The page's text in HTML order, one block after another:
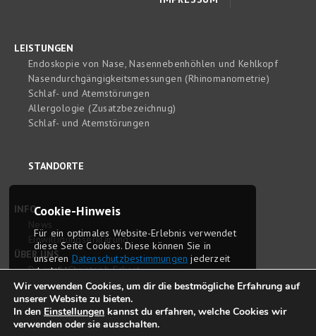
LEISTUNGEN
Endoskopie von Nase, Nasennebenhöhlen und Kehlkopf
Nasendurchgängigkeitsmessungen (Rhinomanometrie)
Schlaf- und Atemstörungen
Allergologie (Zusatzbezeichnug)
Schlaf- und Atemstörungen
STANDORTE
INFO
News
Einwilligungserklärung
ÜBER UNS
Dr. med. Christoph Eckert
Dr. med. Sophie Eckert
Delyana Tomova-Berlin
Philosophie und Anspruch
Stellenangebote
Wir verwenden Cookies, um dir die bestmögliche Erfahrung auf
unserer Website zu bieten.
In den Einstellungen kannst du erfahren, welche Cookies wir
verwenden oder sie ausschalten.
Cookie-Hinweis
Für ein optimales Website-Erlebnis ver­wendet
diese Seite Cookies. Diese können Sie in
unseren Daten­schutz­bestim­mungen jederzeit
deaktivieren.
OK